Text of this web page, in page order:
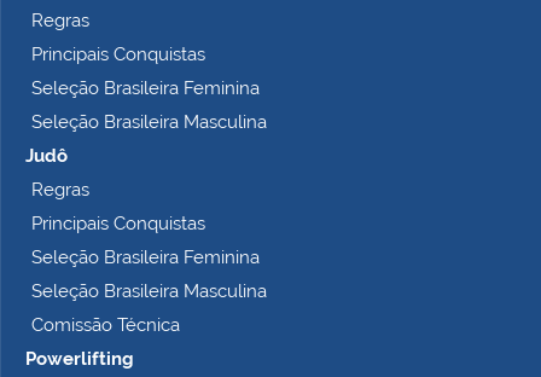
Regras
Principais Conquistas
Seleção Brasileira Feminina
Seleção Brasileira Masculina
Judô
Regras
Principais Conquistas
Seleção Brasileira Feminina
Seleção Brasileira Masculina
Comissão Técnica
Powerlifting